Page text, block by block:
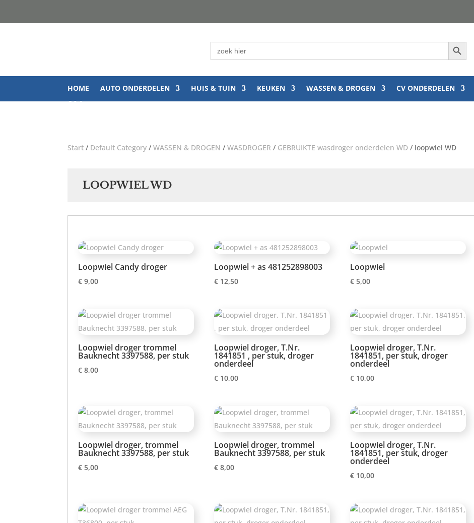
Zoek
naar:
Zoekknop
HOME AUTO ONDERDELEN HUIS & TUIN KEUKEN WASSEN & DROGEN CV ONDERDELEN
Q&A
Start / Default Category /WASSEN & DROGEN /WASDROGER / GEBRUIKTE wasdroger onderdelen WD / loopwiel WD
LOOPWIEL WD
Loopwiel Candy droger
€ 9,00
Loopwiel + as 481252898003
€ 12,50
Loopwiel
€5,00
Loopwiel droger trommel
Bauknecht 3397588, per stuk
€ 8,00
Loopwiel droger, T.Nr.
1841851 , per stuk, droger
onderdeel
€ 10,00
Loopwiel droger, T.Nr.
1841851, per stuk, droger
onderdeel
€10,00
Loopwiel droger, trommel
Bauknecht 3397588, per stuk
€ 5,00
Loopwiel droger, trommel
Bauknecht 3397588, per stuk
€ 8,00
Loopwiel droger, T.Nr.
1841851, per stuk, droger
onderdeel
€10,00